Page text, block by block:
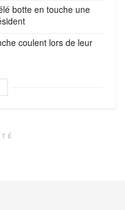
botte en touche une
coulent lors de leur